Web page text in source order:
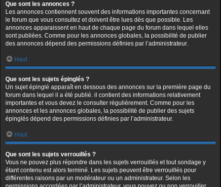
Que sont les annonces ?
Les annonces contiennent souvent des informations importantes concernant
le forum que vous consultez et doivent être lues dès que possible. Les
annonces apparaissent en haut de chaque page du forum dans lequel elles
sont publiées. Comme pour les annonces globales, la possibilité de publier
des annonces dépend des permissions définies par l’administrateur.
Haut
Que sont les sujets épinglés ?
Un sujet épinglé apparaît en dessous des annonces sur la première page du
forum dans lequel il a été publié. il contient des informations relativement
importantes et vous devez le consulter régulièrement. Comme pour les
annonces et les annonces globales, la possibilité de publier des sujets
épinglés dépend des permissions définies par l’administrateur.
Haut
Que sont les sujets verrouillés ?
Vous ne pouvez plus répondre dans les sujets verrouillés et tout sondage y
étant contenu est alors terminé. Les sujets peuvent être verrouillés pour
différentes raisons par un modérateur ou un administrateur. Selon les